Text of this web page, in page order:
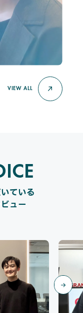
VIEW ALL
ICE
ている
ュー